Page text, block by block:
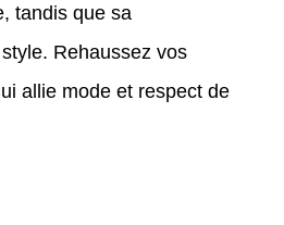
tandis que sa
Rehaussez vos
allie mode et respect de